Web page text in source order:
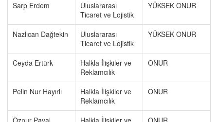
Sarp Erdem
Uluslararası
Ticaret ve Lojistik
YÜKSEK ONUR
Nazlıcan Dağtekin
Uluslararası
Ticaret ve Lojistik
YÜKSEK ONUR
Ceyda Ertürk
Halkla İlişkiler ve
Reklamcılık
ONUR
Pelin Nur Hayırlı
Halkla İlişkiler ve
Reklamcılık
ONUR
Öznur Payal
Halkla İlişkiler ve
ONUR